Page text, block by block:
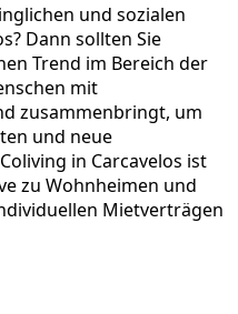
und sozialen
Dann sollten Sie
Trend im Bereich der
mit
zusammenbringt, um
und neue
in Carcavelos ist
zu Wohnheimen und
Mietverträgen